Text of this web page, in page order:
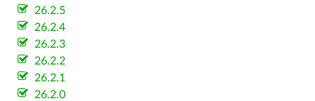
26.2.5
26.2.4
26.2.3
26.2.2
26.2.1
26.2.0